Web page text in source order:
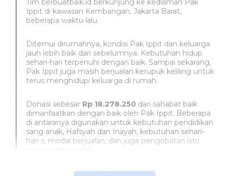
Tim berbuatbaik.id berkunjung ke kediaman Pak
Ippit di kawasan Kembangan, Jakarta Barat,
beberapa waktu lalu.
Ditemui dirumahnya, kondisi Pak Ippit dan keluarga
jauh lebih baik dari sebelumnya. Kebutuhan hidup
sehari-hari terpenuhi dengan baik. Sampai sekarang,
Pak Ippit juga masih berjualan kerupuk keliling untuk
terus menghidupi keluarga di rumah.
Donasi sebesar Rp 18.278.250 dari sahabat baik
dimanfaatkan dengan baik oleh Pak Ippit. Beberapa
di antaranya digunakan untuk kebutuhan pendidikan
sang anak, Hafsyah dan Inayah, kebutuhan sehari-
hari s, modal berjualan, dan juga pengobatan istri
yang sedang sakit.